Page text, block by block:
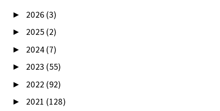
► 2026 (3)
► 2025 (2)
► 2024 (7)
► 2023 (55)
► 2022 (92)
► 2021 (128)